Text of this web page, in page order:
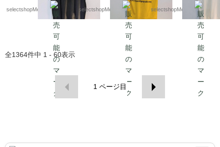
ットン MEXICO ユニ
バーサルスタジオ ホ
ラー FRANKENSTEI
selectshopMerci.
コットン HAITI製 リ
ップ ギルダン
selectshopMerci. selectshopMerci.
全1364件中 1 - 60表示
1 ページ目